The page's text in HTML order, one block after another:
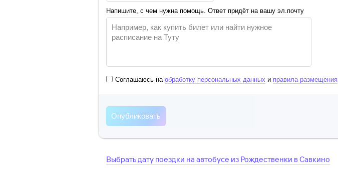
Напишите, с чем нужна помощь. Ответ придёт на вашу эл.почту
Соглашаюсь на обработку персональных данных и правила размещения
Выбрать дату поездки на автобусе из Рождественки вСавкино